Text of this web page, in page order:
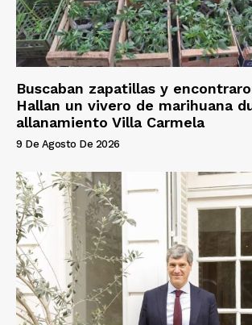
Buscaban zapatillas y
Hallan un vivero de marihuana
allanamiento Villa Carmela
9 De Agosto De 2026